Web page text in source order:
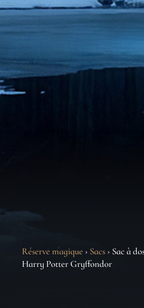
Réserve magique › Sacs› Sac à
Harry Potter Gryffondor